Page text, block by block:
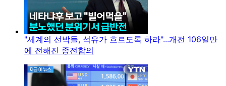
"세계의 선박들, 석유가 흐르도록 하라"...개전 106일만
에 전해진 종전합의